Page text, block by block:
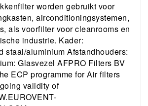
worden gebruikt voor
airconditioningsystemen,
als voorfilter voor cleanrooms en
industrie. Kader:
staal/aluminium Afstandhouders:
Glasvezel AFPRO Filters BV
ECP programme for Air filters
validity of